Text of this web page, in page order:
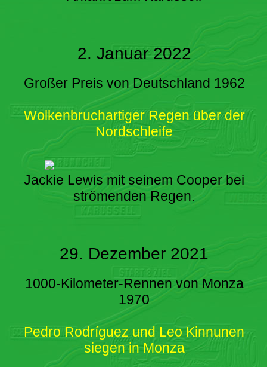
2. Januar 2022
Großer Preis von Deutschland 1962
Wolkenbruchartiger Regen über der
Nordschleife
Jackie Lewis mit seinem Cooper bei
strömenden Regen.
29. Dezember 2021
1000-Kilometer-Rennen von Monza
1970
Pedro Rodríguez und Leo Kinnunen
siegen in Monza